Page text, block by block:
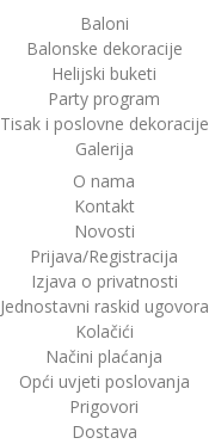
Baloni
Balonske dekoracije
Helijski buketi
Party program
Tisak i poslovne dekoracije
Galerija
O nama
Kontakt
Novosti
Prijava/Registracija
Izjava o privatnosti
Jednostavni raskid ugovora
Kolačići
Načini plaćanja
Opći uvjeti poslovanja
Prigovori
Dostava